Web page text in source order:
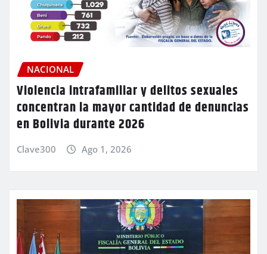
NACIONAL
Violencia intrafamiliar y delitos sexuales
concentran la mayor cantidad de denuncias
en Bolivia durante 2026
Clave300 Ago 1, 2026